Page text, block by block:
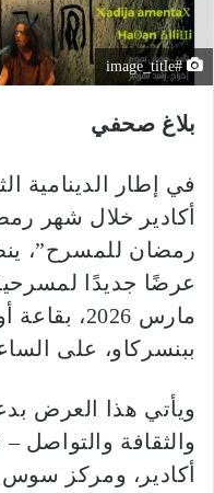
#image_title
بلاغ صحفي
في إطار الدينامية
أكادير خلال شهر
رمضان للمسرح”،
مارس 2026،
ببنسركاو، على
ويأتي هذا العرض
والثقافة والتواصل
أكادير، ومركز سوس